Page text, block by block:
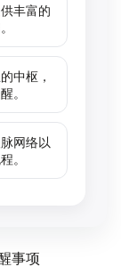
丰富的
中枢，
。
网络以
。
事项